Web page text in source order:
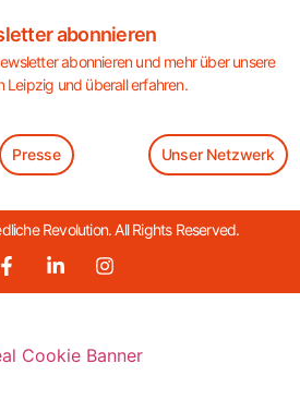
abonnieren
abonnieren und mehr über unsere
Leipzig und überall erfahren.
Presse Unser Netzwerk
Revolution. All Rights Reserved.
Cookie Banner